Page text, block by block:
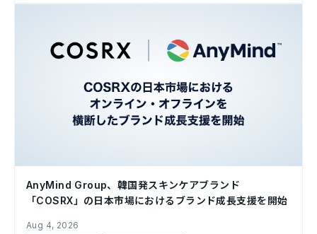
AnyMind Group、韓国発スキンケアブランド
「COSRX」の日本市場におけるブランド成長支援を開始
Aug 4, 2026